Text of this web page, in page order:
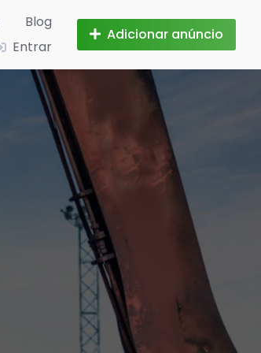
Blog
Entrar
Adicionar anúncio